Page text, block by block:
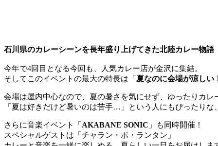
石川県のカレーシーンを長年盛り上げてきた北陸カレー物
今年で4回目となる今回も、人気カレー店が金沢に集結。
そしてこのイベントの最大の特長は「 夏なのに会場が涼しい
会場は屋内中心なので、夏の暑さを気にせず、ゆったりカレ
「夏は好きだけど暑いのは苦手…」という人にもぴったりな
さらに音楽イベント「 AKABANE SONIC 」も同時開催！
スペシャルゲストは「チャラン・ポ・ランタン」